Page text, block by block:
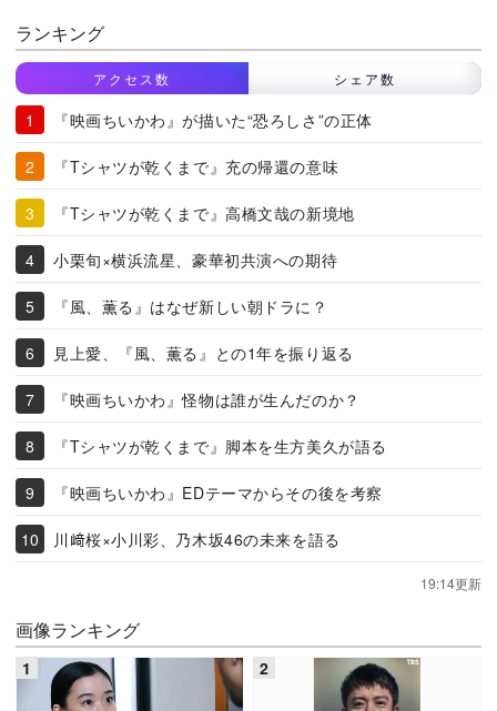
ランキング
アクセス数 シェア数
『映画ちいかわ』が描いた“恐ろしさ”の正体
『Tシャツが乾くまで』充の帰還の意味
『Tシャツが乾くまで』高橋文哉の新境地
小栗旬×横浜流星、豪華初共演への期待
『風、薫る』はなぜ新しい朝ドラに？
見上愛、『風、薫る』との1年を振り返る
『映画ちいかわ』怪物は誰が生んだのか？
『Tシャツが乾くまで』脚本を生方美久が語る
『映画ちいかわ』EDテーマからその後を考察
川﨑桜×小川彩、乃木坂46の未来を語る
19:14更新
画像ランキング